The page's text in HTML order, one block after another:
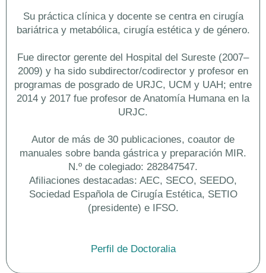
Su práctica clínica y docente se centra en cirugía
bariátrica y metabólica, cirugía estética y de género.
Fue director gerente del Hospital del Sureste (2007–
2009) y ha sido subdirector/codirector y profesor en
programas de posgrado de URJC, UCM y UAH; entre
2014 y 2017 fue profesor de Anatomía Humana en la
URJC.
Autor de más de 30 publicaciones, coautor de
manuales sobre banda gástrica y preparación MIR.
N.º de colegiado: 282847547.
Afiliaciones destacadas: AEC, SECO, SEEDO,
Sociedad Española de Cirugía Estética, SETIO
(presidente) e IFSO.
Perfil de Doctoralia